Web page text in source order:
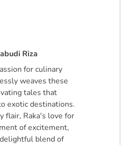
Riza
for culinary
weaves these
tales that
exotic destinations.
flair, Raka's love for
of excitement,
blend of